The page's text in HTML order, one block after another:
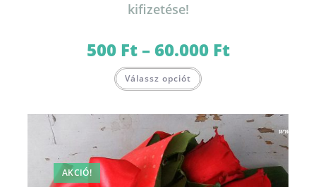
kifizetése!
500 Ft–60.000 FtÁrtartomány:
500 Ft
Válassz opciót a
van.
változatok
a
termékoldalon
választhatók
ki
AKCIÓ!